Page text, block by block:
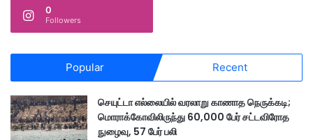
0
Followers
Popular Recent
செயுட்டா எல்லையில் வரலாறு காணாத நெருக்கடி;
மொராக்கோவிலிருந்து 60,000 பேர் சட்டவிரோத
நுழைவு, 57 பேர் பலி